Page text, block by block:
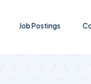
Job Postings